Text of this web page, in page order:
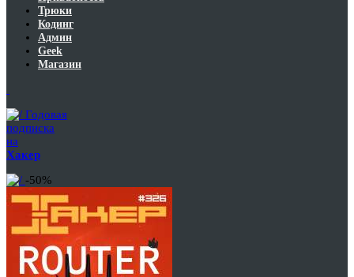
Трюки
Кодинг
Админ
Geek
Магазин
Годовая
подписка
на
Хакер
-50%